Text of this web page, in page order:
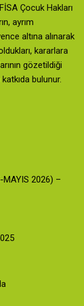
Çocuk Hakları
ayrım
altına alınarak
kararlara
gözetildiği
bulunur.
MAYIS 2026) –